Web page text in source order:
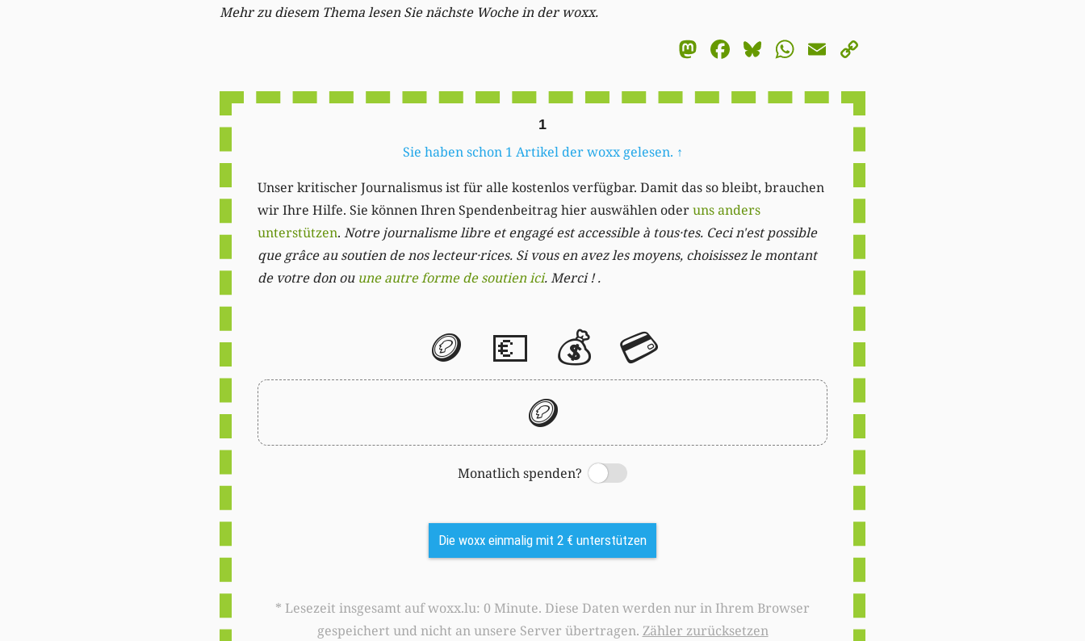
Mehr zu diesem Thema lesen Sie nächste Woche in der woxx.
Mastodon
Facebook
Bluesky
WhatsApp
Email
1
Sie haben schon 1 Artikel der woxx gelesen. ↑
Unser kritischer Journalismus ist für alle kostenlos verfügbar. Damit das so bleibt, brauchen
wir Ihre Hilfe. Sie können Ihren Spendenbeitrag hier auswählen oderuns anders
unterstützen. Notre journalisme libre et engagé est accessible à tous·tes. Ceci n'est possible
que grâce au soutien de nos lecteur·rices. Si vous en avez les moyens, choisissez le montant
de votre don ou une autre forme de soutien ici. Merci ! .
🪙 💶 💰 💳
🪙
Monatlich spenden?
Switch
Die woxx einmalig mit 2 € unterstützen
* Lesezeit insgesamt auf woxx.lu: 0 Minute. Diese Daten werden nur in Ihrem Browser
gespeichert und nicht an unsere Server übertragen. Zähler zurücksetzen